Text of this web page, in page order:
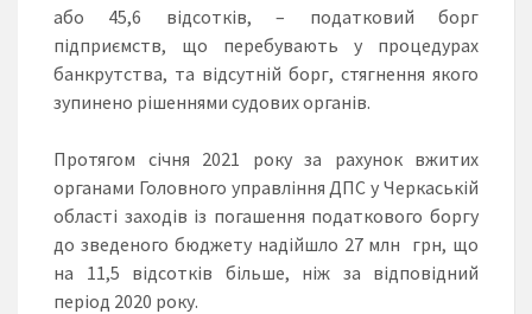
або 45,6 відсотків, – податковий борг
підприємств, що перебувають у процедурах
банкрутства, та відсутній борг, стягнення якого
зупинено рішеннями судових органів.
Протягом січня 2021 року за рахунок вжитих
органами Головного управління ДПС у Черкаській
області заходів із погашення податкового боргу
до зведеного бюджету надійшло 27 млн грн, що
на 11,5 відсотків більше, ніж за відповідний
період 2020 року.